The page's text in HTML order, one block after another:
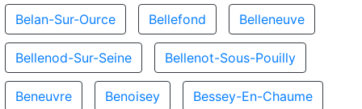
Belan-Sur-Ource Bellefond Belleneuve
Bellenod-Sur-Seine Bellenot-Sous-Pouilly
Beneuvre Benoisey Bessey-En-Chaume